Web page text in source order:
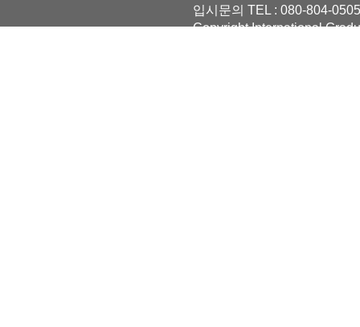
입시문의 TEL : 080-804-
Copyright International